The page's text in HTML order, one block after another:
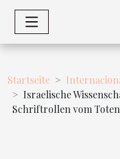
Startseite
Israelische
Schriftrollen vom